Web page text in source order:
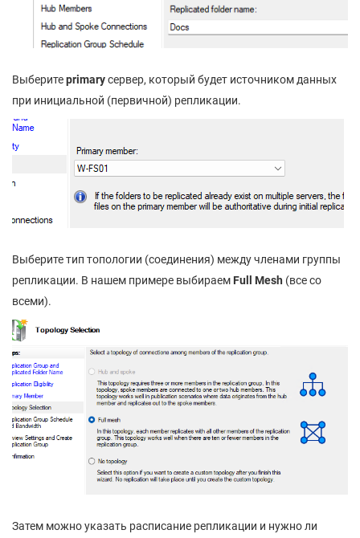
Выберитеprimaryсервер, который будет источником данных
при инициальной (первичной) репликации.
Выберите тип топологии (соединения) между членами группы
репликации. В нашем примере выбираем Full Mesh (все со
всеми).
Затем можно указать расписание репликации и нужно ли